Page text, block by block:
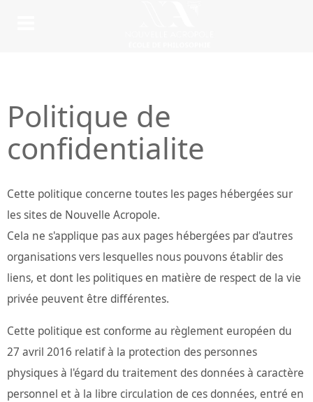
Politique de
confidentialite
Cette politique concerne toutes les pages hébergées sur
les sites de Nouvelle Acropole.
Cela ne s'applique pas aux pages hébergées par d'autres
organisations vers lesquelles nous pouvons établir des
liens, et dont les politiques en matière de respect de la vie
privée peuvent être différentes.
Cette politique est conforme au règlement européen du
27 avril 2016 relatif à la protection des personnes
physiques à l'égard du traitement des données à caractère
personnel et à la libre circulation de ces données, entré en